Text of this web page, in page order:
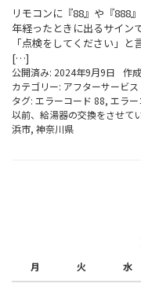
リモコンに『88』や『888
年経ったときに出るサイン
「点検をしてください」
[…]
公開済み: 2024年9月9日 作
カテゴリー: アフターサービス
タグ: エラーコード 88, エラ
以前、給湯器の交換をさせて
浜市, 神奈川県
月 火 水